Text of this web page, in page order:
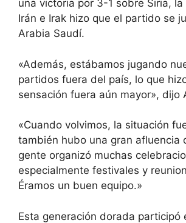
una victoria por 3-1 sobre Siria,
Irán e Irak hizo que el partido se
Arabia Saudí.
«Además, estábamos jugando
partidos fuera del país, lo que
sensación fuera aún mayor», dijo
«Cuando volvimos, la situación
también hubo una gran afluencia
gente organizó muchas
especialmente festivales y
Éramos un buen equipo.»
Esta generación dorada participó